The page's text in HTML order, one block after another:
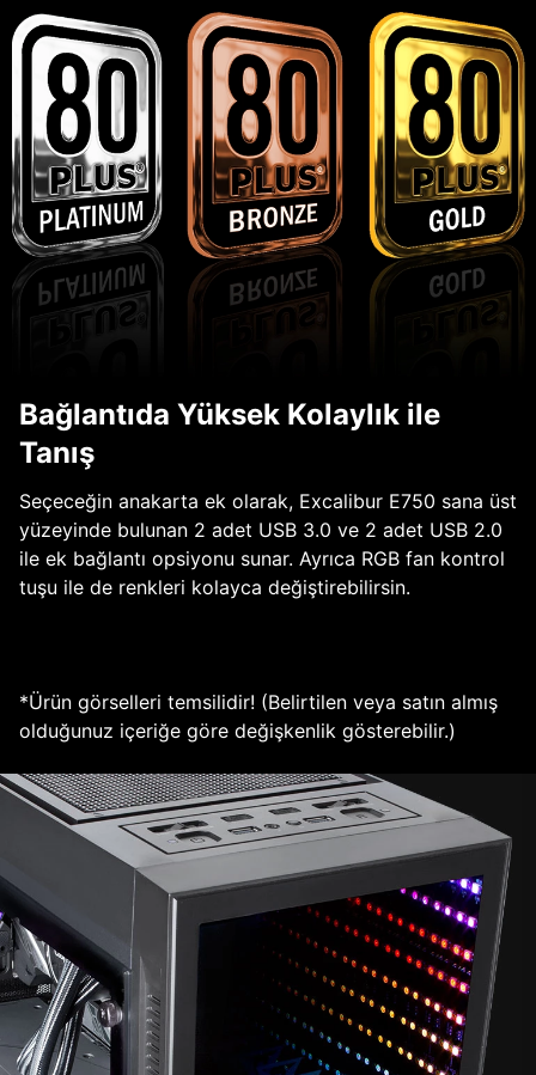
Bağlantıda Yüksek Kolaylık ile
Tanış
Seçeceğin anakarta ek olarak, Excalibur E750 sana üst
yüzeyinde bulunan 2 adet USB 3.0 ve 2 adet USB 2.0
ile ek bağlantı opsiyonu sunar. Ayrıca RGB fan kontrol
tuşu ile de renkleri kolayca değiştirebilirsin.
*Ürün görselleri temsilidir! (Belirtilen veya satın almış
olduğunuz içeriğe göre değişkenlik gösterebilir.)